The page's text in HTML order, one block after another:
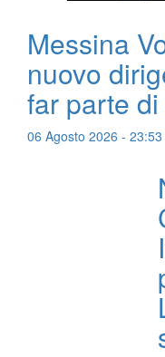
Messina
nuovo
far parte
06 Agosto 2026 -